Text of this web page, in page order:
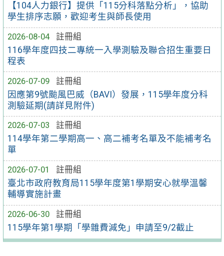
【104人力銀行】提供「115分科落點分析」，協助
學生排序志願，歡迎考生與師長使用
2026-08-04
註冊組
116學年度四技二專統一入學測驗及聯合招生重要日
程表
2026-07-09
註冊組
因應第9號颱風巴威（BAVI）發展，115學年度分科
測驗延期(請詳見附件)
2026-07-03
註冊組
114學年第二學期高一、高二補考名單及不能補考名
單
2026-07-01
註冊組
臺北市政府教育局115學年度第1學期安心就學溫馨
輔導實施計畫
2026-06-30
註冊組
115學年第1學期「學雜費減免」申請至9/2截止